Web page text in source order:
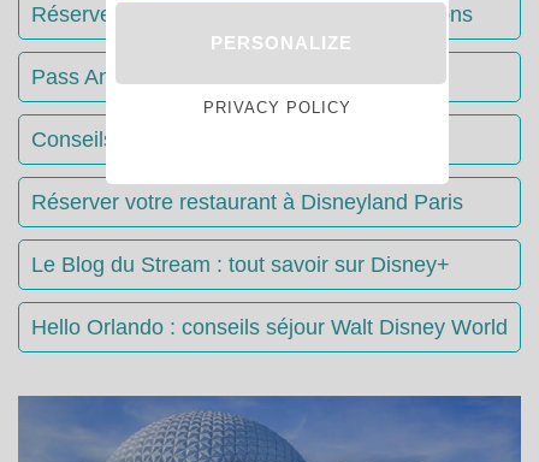
Réserver votre séjour : toutes les informations
Pass Annuels Disney : informations
Conseils & Astuces Disneyland Paris
Réserver votre restaurant à Disneyland Paris
Le Blog du Stream : tout savoir sur Disney+
Hello Orlando : conseils séjour Walt Disney World
PERSONALIZE
PRIVACY POLICY